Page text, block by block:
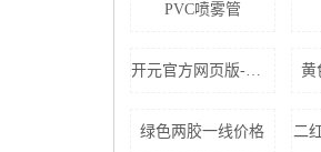
PVC喷雾管
开元官方网页版-开元(中国) -19铜套价格 黄
绿色两胶一线价格 二